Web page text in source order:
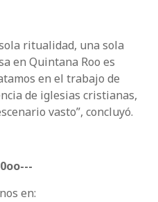
ritualidad, una sola
en Quintana Roo es
en el trabajo de
de iglesias cristianas,
vasto”, concluyó.
en: